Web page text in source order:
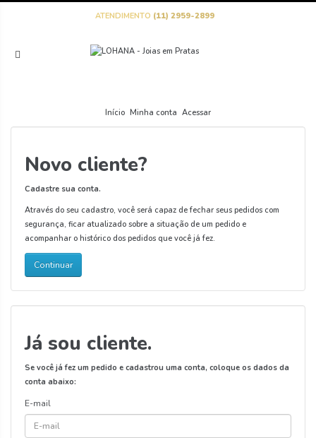
ATENDIMENTO (11) 2959-2899
Início Minha conta Acessar
Novo cliente?
Cadastre sua conta.
Através do seu cadastro, você será capaz de fechar seus pedidos com
segurança, ficar atualizado sobre a situação de um pedido e
acompanhar o histórico dos pedidos que você já fez.
Continuar
Já sou cliente.
Se você já fez um pedido e cadastrou uma conta, coloque os dados da
conta abaixo:
E-mail